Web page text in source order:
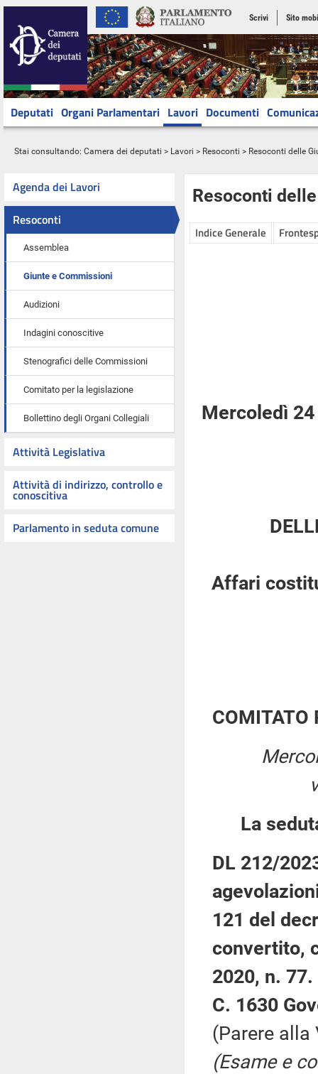
Scrivi Sito
Deputati Organi Parlamentari Lavori Documenti
Stai consultando: Camera dei deputati > Lavori > Resoconti > Resoconti delle
Agenda dei Lavori
Resoconti
Assemblea
Giunte e Commissioni
Audizioni
Indagini conoscitive
Stenografici delle Commissioni
Comitato per la legislazione
Bollettino degli Organi Collegiali
Attività Legislativa
Attività di indirizzo, controllo e
conoscitiva
Parlamento in seduta comune
Resoconti
Indice Generale
Mercoledì
Affari
COMITATO
La
DL 212/
121 del
convertito,
2020, n. 77.
C. 1630
(Parere alla
(Esame e